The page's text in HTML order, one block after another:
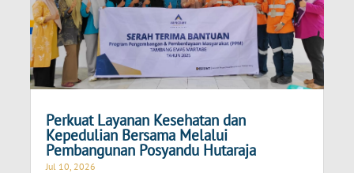
Perkuat Layanan Kesehatan dan
Kepedulian Bersama Melalui
Pembangunan Posyandu Hutaraja
Jul 10, 2026